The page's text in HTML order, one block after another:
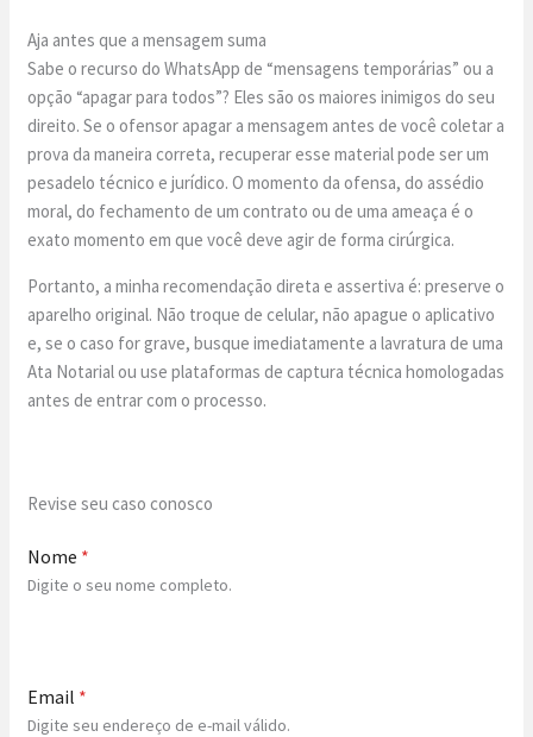
Aja antes que a mensagem suma
Sabe o recurso do WhatsApp de “mensagens temporárias” ou a
opção “apagar para todos”? Eles são os maiores inimigos do seu
direito. Se o ofensor apagar a mensagem antes de você coletar a
prova da maneira correta, recuperar esse material pode ser um
pesadelo técnico e jurídico. O momento da ofensa, do assédio
moral, do fechamento de um contrato ou de uma ameaça é o
exato momento em que você deve agir de forma cirúrgica.
Portanto, a minha recomendação direta e assertiva é: preserve o
aparelho original. Não troque de celular, não apague o aplicativo
e, se o caso for grave, busque imediatamente a lavratura de uma
Ata Notarial ou use plataformas de captura técnica homologadas
antes de entrar com o processo.
Revise seu caso conosco
Nome *
Digite o seu nome completo.
Email *
Digite seu endereço de e-mail válido.